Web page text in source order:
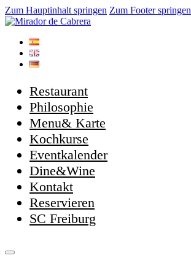
Zum Hauptinhalt springen Zum Footer springen
Restaurant
Philosophie
Menu& Karte
Kochkurse
Eventkalender
Dine&Wine
Kontakt
Reservieren
SC Freiburg